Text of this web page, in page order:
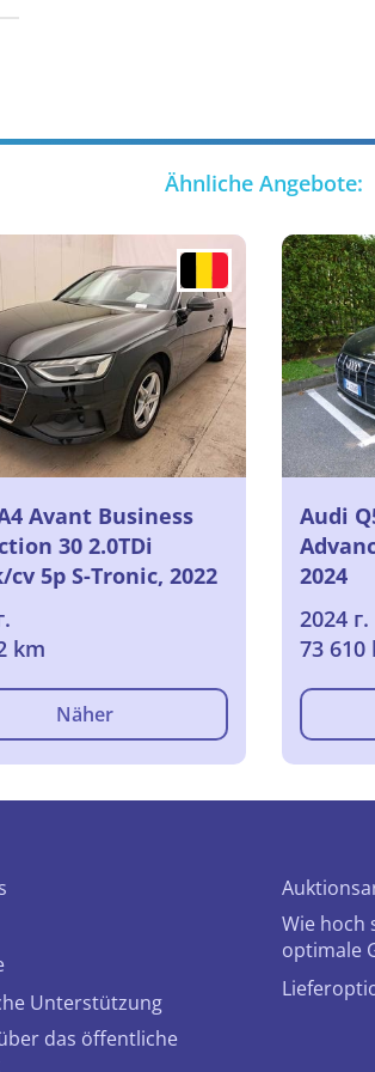
Ähnliche Angebote:
Avant Business
30 2.0TDi
cv 5p S-Tronic, 2022
km
Näher
Audi
2024
2024 г.
73 610
Unterstützung
das öffentliche
Wie hoch
optimale